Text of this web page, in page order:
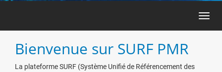
Toggle
Bienvenue sur SURF PMR
La plateforme SURF (Système Unifié de Référencement des